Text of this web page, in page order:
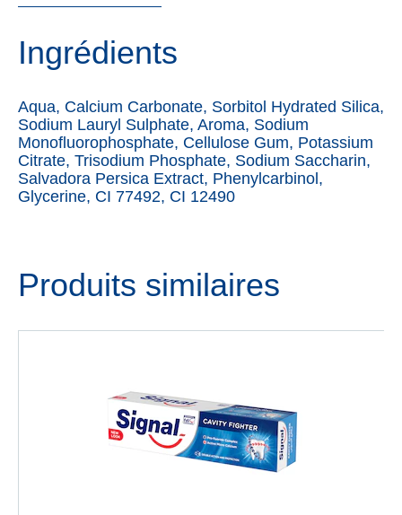
Ingrédients
Aqua, Calcium Carbonate, Sorbitol Hydrated Silica,
Sodium Lauryl Sulphate, Aroma, Sodium
Monofluorophosphate, Cellulose Gum, Potassium
Citrate, Trisodium Phosphate, Sodium Saccharin,
Salvadora Persica Extract, Phenylcarbinol,
Glycerine, CI 77492, CI 12490
Produits similaires